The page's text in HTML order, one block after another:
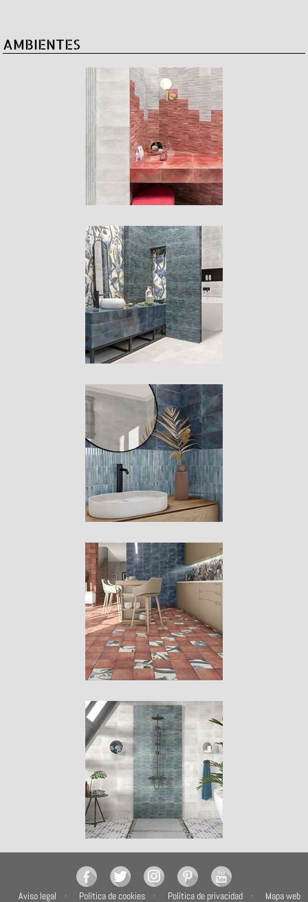
AMBIENTES
Aviso legal Política de cookies Política de privacidad Mapa web